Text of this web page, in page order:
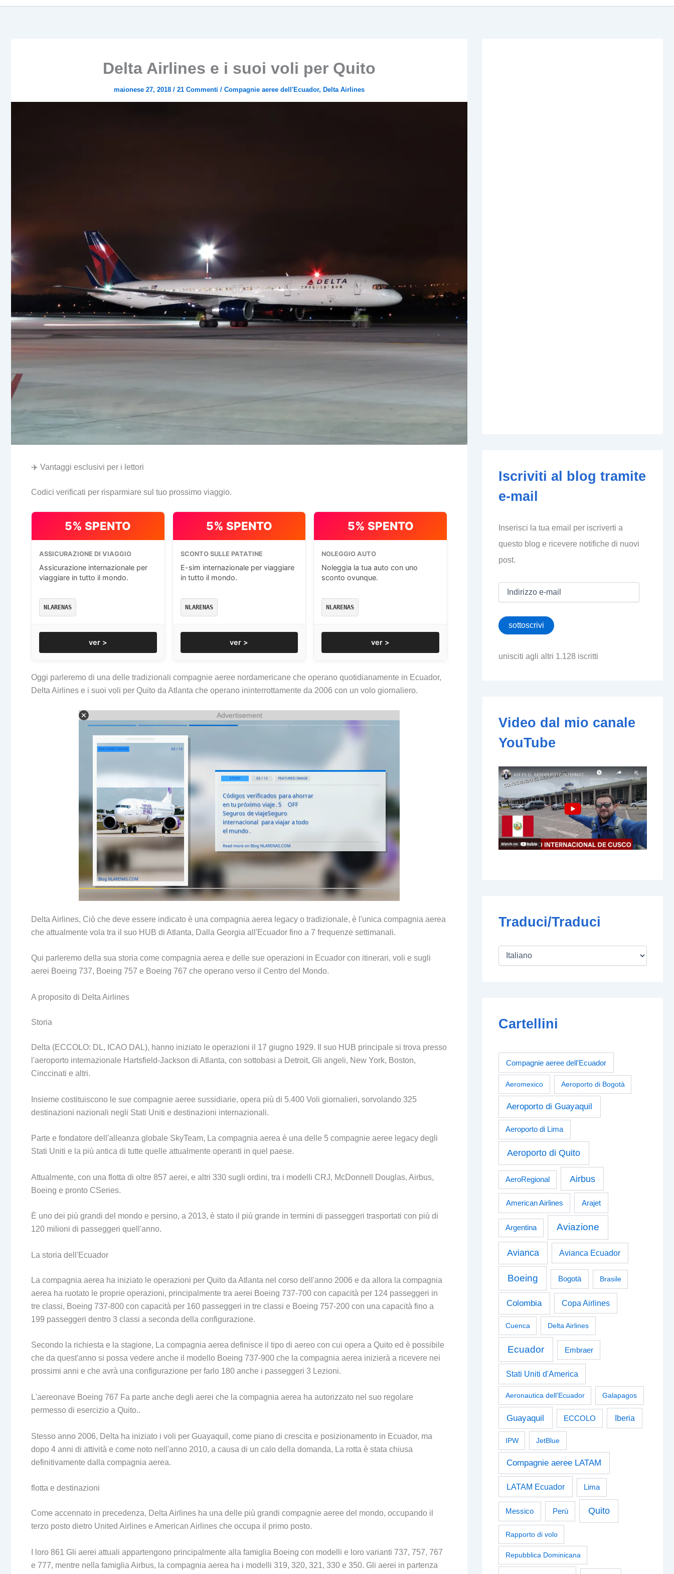
Delta Airlines e i suoi voli per Quito
maionese 27, 2018 / 21 Commenti / Compagnie aeree dell'Ecuador, Delta Airlines
✈️ Vantaggi esclusivi per i lettori
Codici verificati per risparmiare sul tuo prossimo viaggio.
5% SPENTO
ASSICURAZIONE DI VIAGGIO
Assicurazione internazionale per
viaggiare in tutto il mondo.
NLARENAS
ver >
5% SPENTO
SCONTO SULLE PATATINE
E-sim internazionale per viaggiare
in tutto il mondo.
NLARENAS
ver >
5% SPENTO
NOLEGGIO AUTO
Noleggia la tua auto con uno
sconto ovunque.
NLARENAS
ver >
Oggi parleremo di una delle tradizionali compagnie aeree nordamericane che operano quotidianamente in Ecuador,
Delta Airlines e i suoi voli per Quito da Atlanta che operano ininterrottamente da 2006 con un volo giornaliero.
Advertisement
Delta Airlines, Ciò che deve essere indicato è una compagnia aerea legacy o tradizionale, è l'unica compagnia aerea
che attualmente vola tra il suo HUB di Atlanta, Dalla Georgia all'Ecuador fino a 7 frequenze settimanali.
Qui parleremo della sua storia come compagnia aerea e delle sue operazioni in Ecuador con itinerari, voli e sugli
aerei Boeing 737, Boeing 757 e Boeing 767 che operano verso il Centro del Mondo.
A proposito di Delta Airlines
Storia
Delta (ECCOLO: DL, ICAO DAL), hanno iniziato le operazioni il 17 giugno 1929. Il suo HUB principale si trova presso
l'aeroporto internazionale Hartsfield-Jackson di Atlanta, con sottobasi a Detroit, Gli angeli, New York, Boston,
Cinccinati e altri.
Insieme costituiscono le sue compagnie aeree sussidiarie, opera più di 5.400 Voli giornalieri, sorvolando 325
destinazioni nazionali negli Stati Uniti e destinazioni internazionali.
Parte e fondatore dell'alleanza globale SkyTeam, La compagnia aerea è una delle 5 compagnie aeree legacy degli
Stati Uniti e la più antica di tutte quelle attualmente operanti in quel paese.
Attualmente, con una flotta di oltre 857 aerei, e altri 330 sugli ordini, tra i modelli CRJ, McDonnell Douglas, Airbus,
Boeing e pronto CSeries.
È uno dei più grandi del mondo e persino, a 2013, è stato il più grande in termini di passeggeri trasportati con più di
120 milioni di passeggeri quell'anno.
La storia dell'Ecuador
La compagnia aerea ha iniziato le operazioni per Quito da Atlanta nel corso dell'anno 2006 e da allora la compagnia
aerea ha ruotato le proprie operazioni, principalmente tra aerei Boeing 737-700 con capacità per 124 passeggeri in
tre classi, Boeing 737-800 con capacità per 160 passeggeri in tre classi e Boeing 757-200 con una capacità fino a
199 passeggeri dentro 3 classi a seconda della configurazione.
Secondo la richiesta e la stagione, La compagnia aerea definisce il tipo di aereo con cui opera a Quito ed è possibile
che da quest'anno si possa vedere anche il modello Boeing 737-900 che la compagnia aerea inizierà a ricevere nei
prossimi anni e che avrà una configurazione per farlo 180 anche i passeggeri 3 Lezioni.
L'aereonave Boeing 767 Fa parte anche degli aerei che la compagnia aerea ha autorizzato nel suo regolare
permesso di esercizio a Quito..
Stesso anno 2006, Delta ha iniziato i voli per Guayaquil, come piano di crescita e posizionamento in Ecuador, ma
dopo 4 anni di attività e come noto nell'anno 2010, a causa di un calo della domanda, La rotta è stata chiusa
definitivamente dalla compagnia aerea.
flotta e destinazioni
Come accennato in precedenza, Delta Airlines ha una delle più grandi compagnie aeree del mondo, occupando il
terzo posto dietro United Airlines e American Airlines che occupa il primo posto.
I loro 861 Gli aerei attuali appartengono principalmente alla famiglia Boeing con modelli e loro varianti 737, 757, 767
e 777, mentre nella famiglia Airbus, la compagnia aerea ha i modelli 319, 320, 321, 330 e 350. Gli aerei in partenza
Iscriviti al blog tramite
e-mail
Inserisci la tua email per iscriverti a
questo blog e ricevere notifiche di nuovi
post.
r
z
i
sottoscrivi
unisciti agli altri 1.128 iscritti
Video dal mio canale
YouTube
Traduci/Traduci
Cartellini
Compagnie aeree dell'Ecuador
Aeromexico Aeroporto di Bogotà
Aeroporto di Guayaquil
Aeroporto di Lima
Aeroporto di Quito
AeroRegional Airbus
American Airlines Arajet
Argentina Aviazione
Avianca Avianca Ecuador
Boeing Bogotà Brasile
Colombia Copa Airlines
Cuenca Delta Airlines
Ecuador Embraer
Stati Uniti d'America
Aeronautica dell'Ecuador Galapagos
Guayaquil ECCOLO Iberia
IPW JetBlue
Compagnie aeree LATAM
LATAM Ecuador Lima
Messico Perù Quito
Rapporto di volo
Repubblica Dominicana